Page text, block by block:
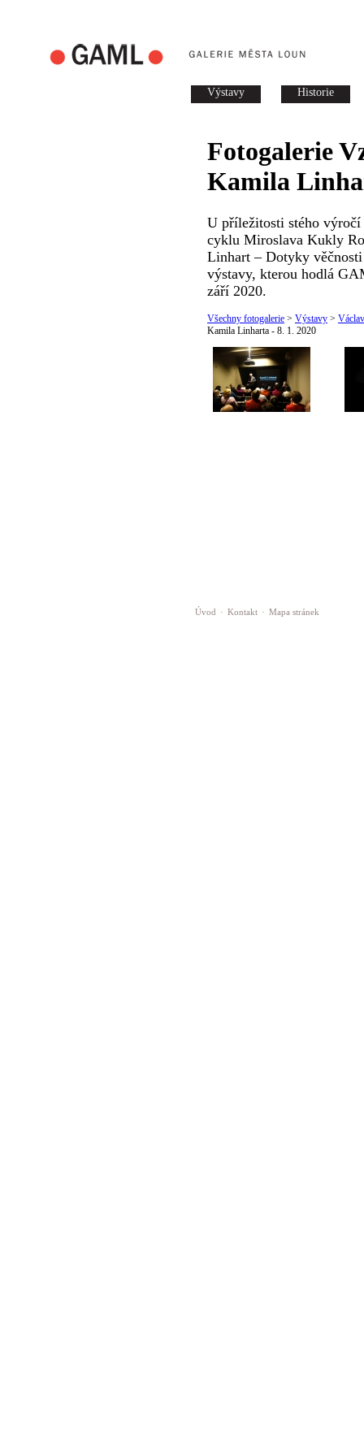
Výstavy Historie
Fotogalerie
Kamila
U příležitosti stého výročí
cyklu Miroslava Kukly
Linhart – Dotyky
výstavy, kterou hodlá
září 2020.
Všechny fotogalerie > Výstavy >
Kamila Linharta - 8. 1. 2020
Úvod · Kontakt · Mapa stránek